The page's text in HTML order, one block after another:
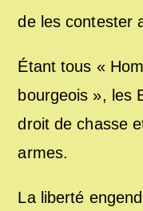
de les contester
Étant tous «
bourgeois », les
droit de chasse
armes.
La liberté